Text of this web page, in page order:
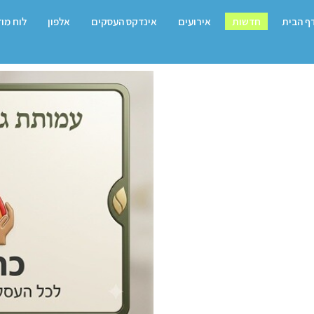
הבית חדשות אירועים אינדקס העסקים אלפון לוח